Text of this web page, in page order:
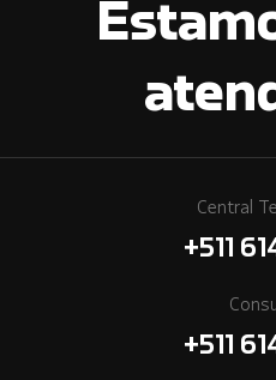
Central
+511
+511